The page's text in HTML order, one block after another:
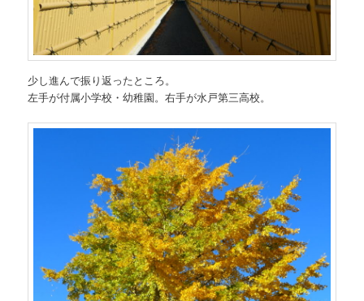
少し進んで振り返ったところ。
左手が付属小学校・幼稚園。右手が水戸第三高校。